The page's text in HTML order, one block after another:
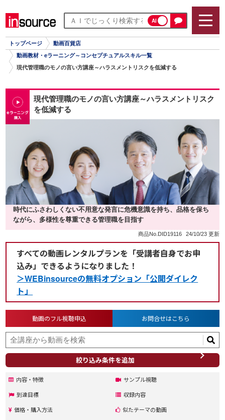
AI
トップページ
動画百貨店
動画教材・eラーニング～コンセプチュアルスキル一覧
現代管理職のモノの言い方講座～ハラスメントリスクを低減する
現代管理職のモノの言い方講座～ハラスメントリスク
を低減する
時代にふさわしくない不用意な発言に危機意識を持ち、品格を保ち
ながら、多様性を尊重できる管理職を目指す
商品No.DID19116 24/10/23 更新
すべての動画レンタルプランを「受講者自身でお申
込み」できるようになりました！
＞WEBinsourceの無料オプション「公開ダイレク
ト」
絞り込み条件を追加
動画のフル視聴申込 お問合せはこちら
内容・特徴
サンプル視聴
到達目標
収録内容
価格・購入方法
似たテーマの動画